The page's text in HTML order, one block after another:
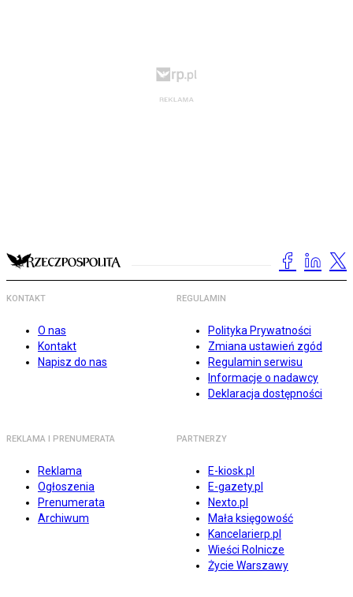
KONTAKT
O nas
Kontakt
Napisz do nas
REGULAMIN
Polityka Prywatności
Zmiana ustawień zgód
Regulamin serwisu
Informacje o nadawcy
Deklaracja dostępności
REKLAMA I PRENUMERATA
Reklama
Ogłoszenia
Prenumerata
Archiwum
PARTNERZY
E-kiosk.pl
E-gazety.pl
Nexto.pl
Mała księgowość
Kancelarierp.pl
Wieści Rolnicze
Życie Warszawy